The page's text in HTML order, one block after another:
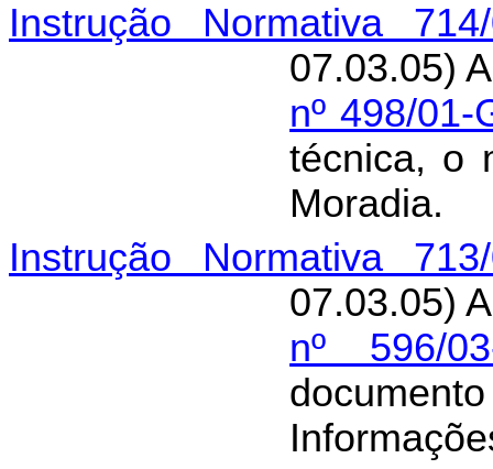
Instrução Normativa 714/
07.03.05)
nº 498/01-
técnica, o
Moradia.
Instrução Normativa 713/
07.03.05)
nº 596/